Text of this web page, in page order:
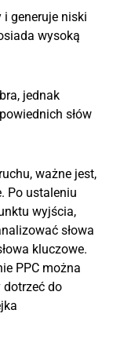
i generuje niski
wysoką
jednak
słów
ważne jest,
Po ustaleniu
wyjścia,
słowa
kluczowe.
PPC można
dotrzeć do